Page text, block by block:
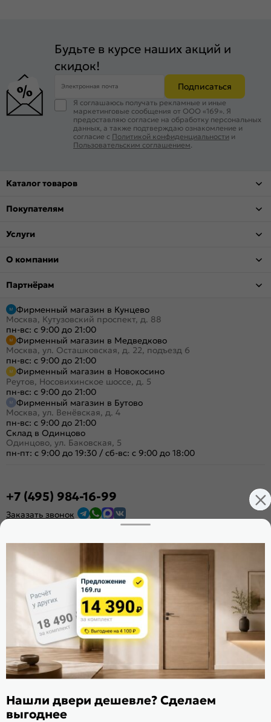
Будьте в курсе наших акций и
скидок!
Электронная почта Подписаться
Я соглашаюсь получать рекламные и иные
маркетинговые сообщения от ООО «169». Я
предоставляю согласие на обработку персональных
данных, а также подтверждаю ознакомление и
согласие с Политикой конфиденциальности и
Пользовательским соглашением.
Каталог товаров
Покупателям
Услуги
О компании
Партнёрам
Фирменный магазин в Кунцево
Москва, Кутузовский проспект, д. 88
пн-вс: с 9:00 до 21:00
Фирменный магазин в Медведково
Москва, ул. Осташковская, д. 22, подъезд 6
пн-вс: с 9:00 до 21:00
Фирменный магазин в Новокосино
Реутов, Носовихинское шоссе, д. 5
пн-вс: с 9:00 до 21:00
Фирменный магазин в Бутово
Москва, ул. Венёвская, д. 4
пн-вс: с 9:00 до 21:00
Склад в Одинцово
Одинцово, ул. Баковская, 5
пн-пт: с 9:00 до 19:30 / сб-вс: с 9:00 до 18:00
+7 (495) 984-16-99
Заказать звонок
Расскажите о нас
Поделиться
Оцените магазин
ИКС 1340
© 2010—2026 Склад Дверей 169.RU
Политика обработки персональных данных
Нашли двери дешевле? Сделаем
выгоднее